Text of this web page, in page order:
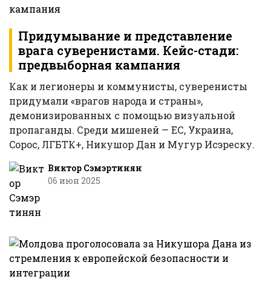
Придумывание и представление
врага суверенистами. Кейс-стади:
предвыборная кампания
Как и легионеры и коммунисты, суверенисты
придумали «врагов народа и страны»,
демонизированных с помощью визуальной
пропаганды. Среди мишеней — ЕС, Украина,
Cорос, ЛГБТК+, Никушор Дан и Мугур Исэреску.
Виктор Сэмэртинян
06 июн 2025